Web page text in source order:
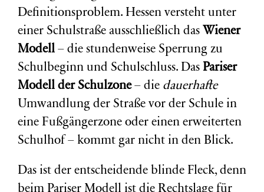
Definitionsproblem. Hessen versteht unter
einer Schulstraße ausschließlich das Wiener
Modell – die stundenweise Sperrung zu
Schulbeginn und Schulschluss. Das Pariser
Modell der Schulzone– die dauerhafte
Umwandlung der Straße vor der Schule in
eine Fußgängerzone oder einen erweiterten
Schulhof – kommt gar nicht in den Blick.
Das ist der entscheidende blinde Fleck, denn
beim Pariser Modell ist die Rechtslage für